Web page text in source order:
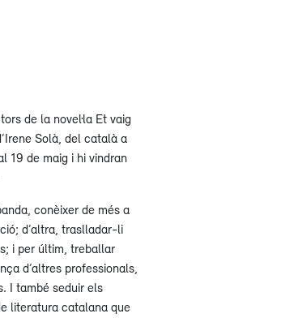
de la novel·la Et vaig
Solà, del català a
19 de maig i hi vindran
conèixer de més a
d’altra, traslladar-li
i per últim, treballar
d’altres professionals,
I també seduir els
literatura catalana que